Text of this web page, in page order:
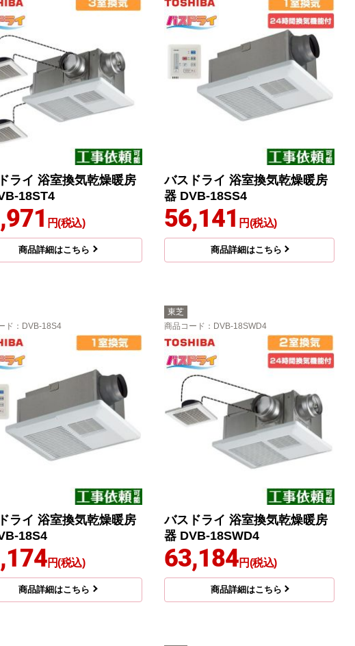
ライ 浴室換気乾燥暖房
18ST4
円(税込)
商品詳細はこちら
バスドライ 浴室換気乾燥暖房
器 DVB-18SS4
56,141 円(税込)
商品詳細はこちら
ド ：DVB-18S4
ライ 浴室換気乾燥暖房
18S4
円(税込)
商品詳細はこちら
東芝
商品コード ：DVB-18SWD4
バスドライ 浴室換気乾燥暖房
器 DVB-18SWD4
63,184円(税込)
商品詳細はこちら